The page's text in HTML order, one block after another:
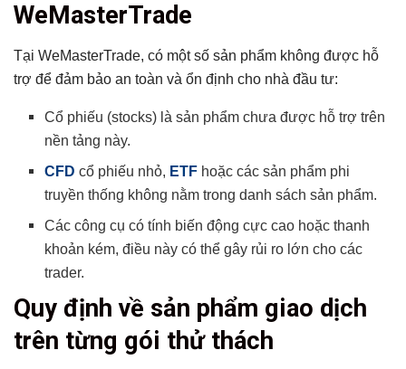
WeMasterTrade
Tại WeMasterTrade, có một số sản phẩm không được hỗ
trợ để đảm bảo an toàn và ổn định cho nhà đầu tư:
Cổ phiếu (stocks) là sản phẩm chưa được hỗ trợ trên
nền tảng này.
CFD cổ phiếu nhỏ, ETF hoặc các sản phẩm phi
truyền thống không nằm trong danh sách sản phẩm.
Các công cụ có tính biến động cực cao hoặc thanh
khoản kém, điều này có thể gây rủi ro lớn cho các
trader.
Quy định về sản phẩm giao dịch
trên từng gói thử thách